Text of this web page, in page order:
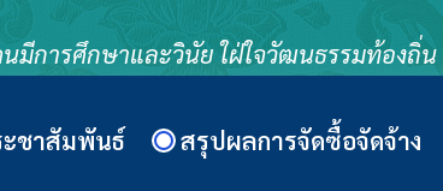
นมีการศึกษาและวินัย ใฝ่ใจวัฒนธรรมท้องถิ่
ชาสัมพันธ์ สรุปผลการจัดซื้อจัดจ้าง